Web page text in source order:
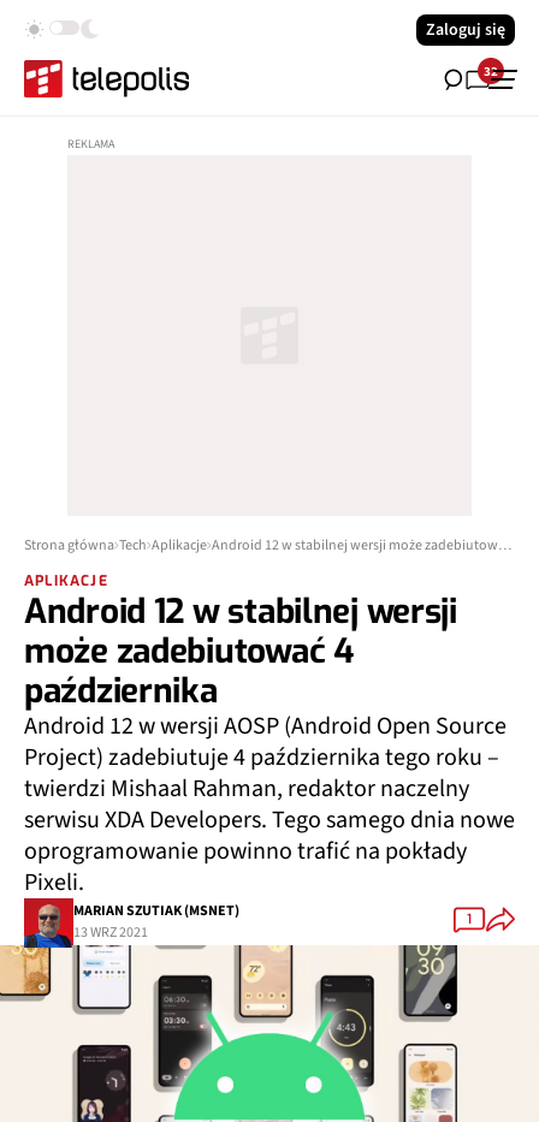
Zaloguj się
32
Strona główna Tech Aplikacje Android 12 w stabilnej wersji może zadebiutować 4 października
APLIKACJE
Android 12 w stabilnej wersji
może zadebiutować 4
października
Android 12 w wersji AOSP (Android Open Source
Project) zadebiutuje 4 października tego roku –
twierdzi Mishaal Rahman, redaktor naczelny
serwisu XDA Developers. Tego samego dnia nowe
oprogramowanie powinno trafić na pokłady
Pixeli.
MARIAN SZUTIAK (MSNET)
13 WRZ 2021
1